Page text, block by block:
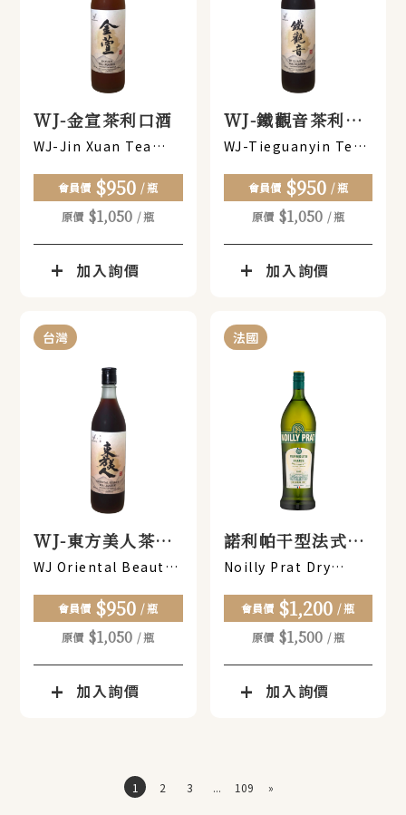
WJ-金宣茶利口酒
WJ-Jin Xuan Tea
會員價 $950 / 瓶
原價 $1,050 / 瓶
加入詢價
WJ-鐵觀音茶利口
酒
WJ-Tieguanyin Tea
會員價 $950 / 瓶
原價 $1,050 / 瓶
加入詢價
台灣
WJ-東方美人茶利
口酒
WJ Oriental Beauty
會員價 $950 / 瓶
原價 $1,050 / 瓶
加入詢價
法國
諾利帕干型法式苦
艾酒【1公升】
Noilly Prat Dry
Liter]
會員價 $1,200 / 瓶
原價 $1,500 / 瓶
加入詢價
1 2 3 ... 109 »